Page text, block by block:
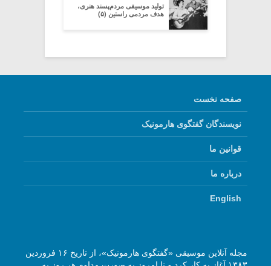
تولید موسیقی مردم‌پسند هنری،
هدف مردمی راستین (۵)
صفحه نخست
نویسندگان گفتگوی هارمونیک
قوانین ما
درباره ما
English
مجله آنلاین موسیقی «گفتگوی هارمونیک»، از تاریخ ۱۶ فروردین